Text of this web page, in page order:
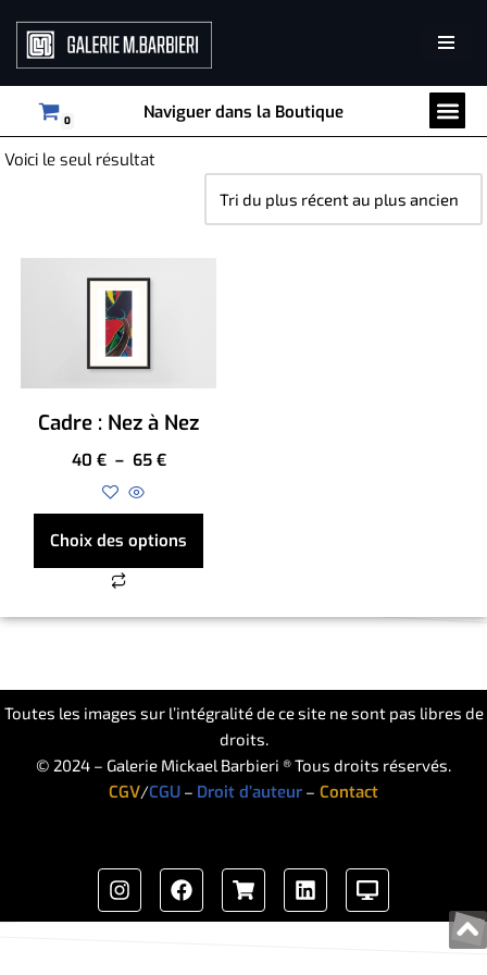
Aller
au
contenu
0 Naviguer dans la Boutique
Voici le seul résultat
Cadre : Nez à Nez
40 € – 65 €
Choix des options
Toutes les images sur l’intégralité de ce site ne sont pas libres de
droits.
© 2024 – Galerie Mickael Barbieri ® Tous droits réservés.
CGV/CGU – Droit d’auteur – Contact